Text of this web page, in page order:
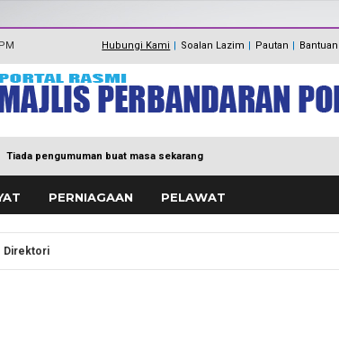
Hubungi Kami
Maklum Balas
Direktori
Soalan Lazim Pautan Bantuan
Tiada pengumuman buat masa sekarang
PERNIAGAAN PELAWAT
Direktori